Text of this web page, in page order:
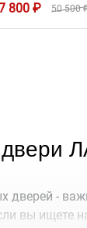
800 ₽ 50 500
двери
дверей -
вы ищете